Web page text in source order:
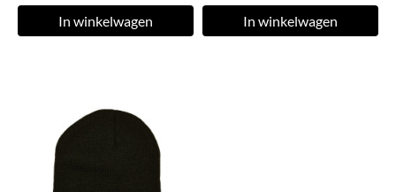
In winkelwagen In winkelwagen